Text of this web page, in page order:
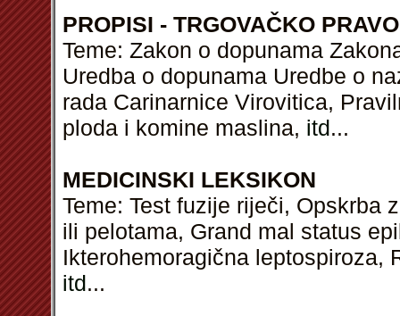
PROPISI - TRGOVAČKO PRAVO
Teme: Zakon o dopunama
Uredba o dopunama Uredbe o
rada Carinarnice Virovitica,
ploda i komine maslina, itd...
MEDICINSKI LEKSIKON
Teme: Test fuzije riječi, Opskrba
ili pelotama, Grand mal status
Ikterohemoragična leptospiroza,
itd...